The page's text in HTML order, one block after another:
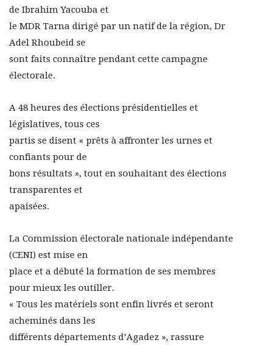
de Ibrahim Yacouba et
le MDR Tarna dirigé par un natif de la région, Dr
Adel Rhoubeid se
sont faits connaître pendant cette campagne
électorale.
A 48 heures des élections présidentielles et
législatives, tous ces
partis se disent « prêts à affronter les urnes et
confiants pour de
bons résultats », tout en souhaitant des élections
transparentes et
apaisées.
La Commission électorale nationale indépendante
(CENI) est mise en
place et a débuté la formation de ses membres
pour mieux les outiller.
« Tous les matériels sont enfin livrés et seront
acheminés dans les
différents départements d’Agadez », rassure